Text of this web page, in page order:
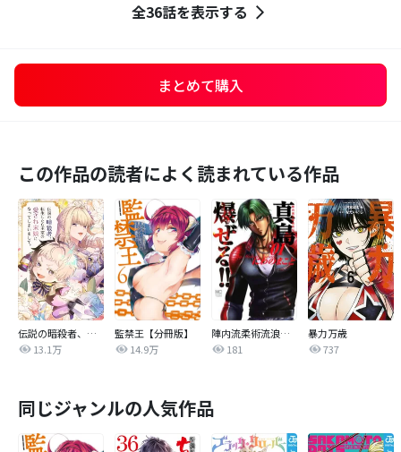
全36話を表示する
まとめて購入
この作品の読者によく読まれている作品
伝説の暗殺者、転生したら王家の愛され末娘になってしまいまして。【タテヨミ】
13.1万
監禁王【分冊版】
14.9万
陣内流柔術流浪伝 真島、爆ぜる！！
181
暴力万歳
737
同じジャンルの人気作品